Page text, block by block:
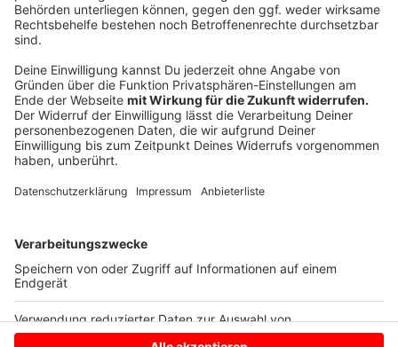
19 Prozent Umsatzsteuer mehr abführen, wenn mit
der Anlage eine bestimmte Größe nicht überschritten
Kleinunternehmerregel. Trotzdem ist der Einbau einer
Solaranalge weiter mit viel bürokratischen Aufwand
verbunden.
Anzeige
Anzeige